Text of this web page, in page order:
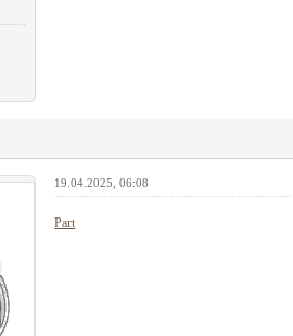
19.04.2025, 06:08
Part